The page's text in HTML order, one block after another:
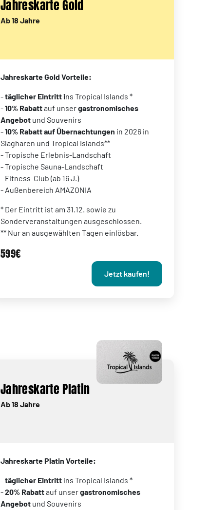
Jahreskarte Gold
Ab 18 Jahre
Jahreskarte Gold Vorteile:
-täglicher Eintritt ins Tropical Islands *
-10% Rabattauf unsergastronomisches
Angebot und Souvenirs
-10% Rabatt auf Übernachtungen in 2026 in
Slagharen und Tropical Islands**
- Tropische Erlebnis-Landschaft
- Tropische Sauna-Landschaft
- Fitness-Club (ab 16 J.)
- Außenbereich AMAZONIA
* Der Eintritt ist am 31.12. sowie zu
Sonderveranstaltungen ausgeschlossen.
** Nur an ausgewählten Tagen einlösbar.
599€
Jetzt kaufen!
Jahreskarte Platin
Ab 18 Jahre
Jahreskarte Platin Vorteile:
-täglicher Eintritt ins Tropical Islands *
-20% Rabattauf unsergastronomisches
Angebot und Souvenirs